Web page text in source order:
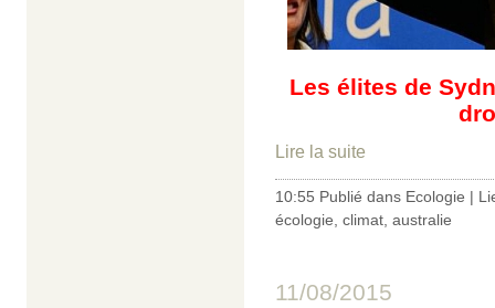
Les élites de
Lire la suite
10:55 Publié dans Ecologie |
écologie, climat, australie
11/08/2015